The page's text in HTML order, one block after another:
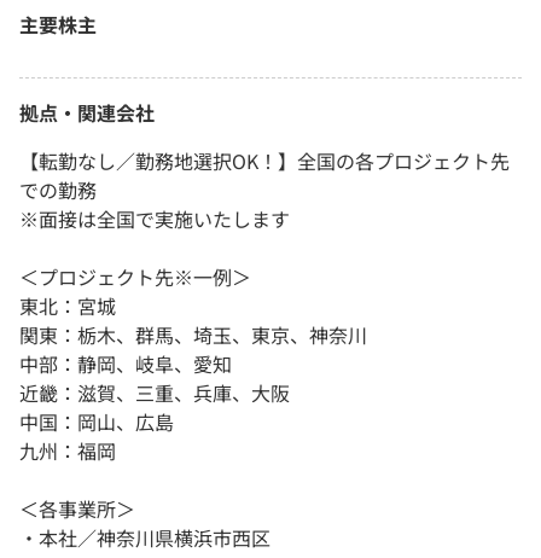
主要株主
拠点・関連会社
【転勤なし／勤務地選択OK！】全国の各プロジェクト先
での勤務
※面接は全国で実施いたします
＜プロジェクト先※一例＞
東北：宮城
関東：栃木、群馬、埼玉、東京、神奈川
中部：静岡、岐阜、愛知
近畿：滋賀、三重、兵庫、大阪
中国：岡山、広島
九州：福岡
＜各事業所＞
・本社／神奈川県横浜市西区